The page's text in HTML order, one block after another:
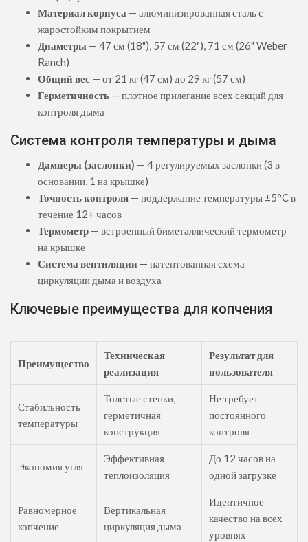
Материал корпуса — алюминизированная сталь с
жаростойким покрытием
Диаметры — 47 см (18"), 57 см (22"), 71 см (26" Weber
Ranch)
Общий вес — от 21 кг (47 см) до 29 кг (57 см)
Герметичность — плотное прилегание всех секций для
контроля дыма
Система контроля температуры и дыма
Дамперы (заслонки) — 4 регулируемых заслонки (3 в
основании, 1 на крышке)
Точность контроля — поддержание температуры ±5°C в
течение 12+ часов
Термометр — встроенный биметаллический термометр
на крышке
Система вентиляции — патентованная схема
циркуляции дыма и воздуха
Ключевые преимущества для копчения
Преимущество
Техническая
реализация
Результат для
пользователя
Стабильность
температуры
Толстые стенки,
герметичная
конструкция
Не требует
постоянного
контроля
Экономия угля
Эффективная
теплоизоляция
До 12 часов на
одной загрузке
Равномерное
копчение
Вертикальная
циркуляция дыма
Идентичное
качество на всех
уровнях